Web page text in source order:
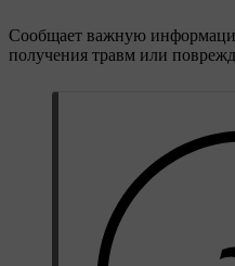
Сообщает важную
получения травм или